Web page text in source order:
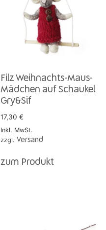
Filz Weihnachts-Maus-
Mädchen auf Schaukel
Gry&Sif
17,30 €
Inkl. MwSt.
zzgl. Versand
zum Produkt